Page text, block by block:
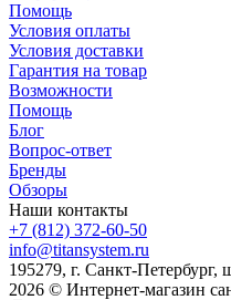
Помощь
Условия оплаты
Условия доставки
Гарантия на товар
Возможности
Помощь
Блог
Вопрос-ответ
Бренды
Обзоры
Наши контакты
+7 (812) 372-60-50
info@titansystem.ru
195279, г. Санкт-
2026 © Интернет-магазин